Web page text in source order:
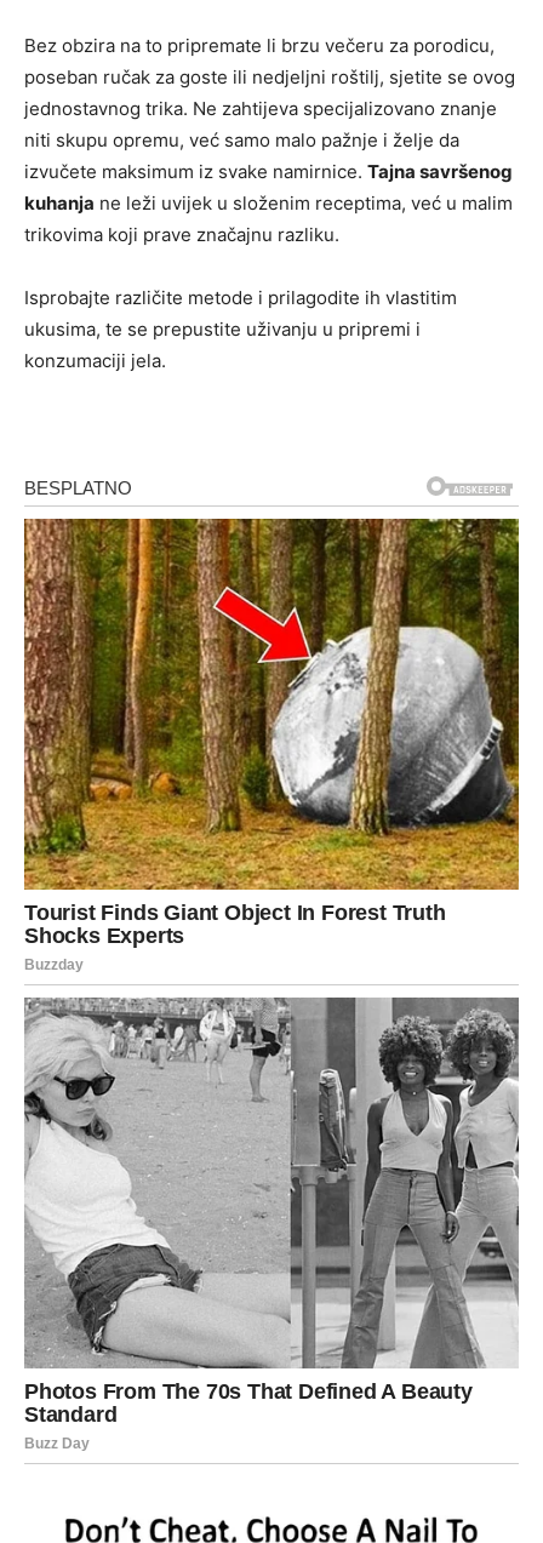
Bez obzira na to pripremate li brzu večeru za porodicu,
poseban ručak za goste ili nedjeljni roštilj, sjetite se ovog
jednostavnog trika. Ne zahtijeva specijalizovano znanje
niti skupu opremu, već samo malo pažnje i želje da
izvučete maksimum iz svake namirnice. Tajna savršenog
kuhanja ne leži uvijek u složenim receptima, već u malim
trikovima koji prave značajnu razliku.
Isprobajte različite metode i prilagodite ih vlastitim
ukusima, te se prepustite uživanju u pripremi i
konzumaciji jela.